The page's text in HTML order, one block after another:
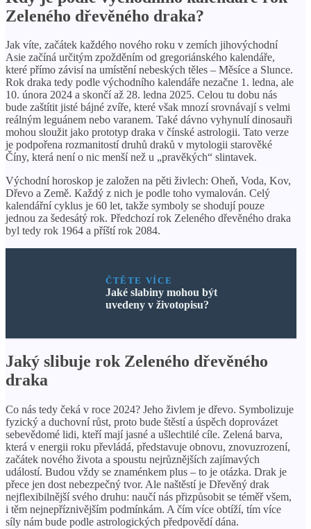
Zeleného dřevěného draka?
Jak víte, začátek každého nového roku v zemích jihovýchodní
Asie začíná určitým zpožděním od gregoriánského kalendáře,
které přímo závisí na umístění nebeských těles – Měsíce a Slunce.
Rok draka tedy podle východního kalendáře nezačne 1. ledna, ale
10. února 2024 a skončí až 28. ledna 2025. Celou tu dobu nás
bude zaštítit jisté bájné zvíře, které však mnozí srovnávají s velmi
reálným leguánem nebo varanem. Také dávno vyhynulí dinosauři
mohou sloužit jako prototyp draka v čínské astrologii. Tato verze
je podpořena rozmanitostí druhů draků v mytologii starověké
Číny, která není o nic menší než u „pravěkých“ slintavek.
Východní horoskop je založen na pěti živlech: Oheň, Voda, Kov,
Dřevo a Země. Každý z nich je podle toho vymalován. Celý
kalendářní cyklus je 60 let, takže symboly se shodují pouze
jednou za šedesátý rok. Předchozí rok Zeleného dřevěného draka
byl tedy rok 1964 a příští rok 2084.
ČTĚTE VÍCE
Jaké slabiny mohou být
uvedeny v životopisu?
Jaký slibuje rok Zeleného dřevěného
draka
Co nás tedy čeká v roce 2024? Jeho živlem je dřevo. Symbolizuje
fyzický a duchovní růst, proto bude štěstí a úspěch doprovázet
sebevědomé lidi, kteří mají jasné a ušlechtilé cíle. Zelená barva,
která v energii roku převládá, představuje obnovu, znovuzrození,
začátek nového života a spoustu nejrůznějších zajímavých
událostí. Budou vždy se znaménkem plus – to je otázka. Drak je
přece jen dost nebezpečný tvor. Ale naštěstí je Dřevěný drak
nejflexibilnější svého druhu: naučí nás přizpůsobit se téměř všem,
i těm nejnepříznivějším podmínkám. A čím více obtíží, tím více
síly nám bude podle astrologických předpovědí dána.